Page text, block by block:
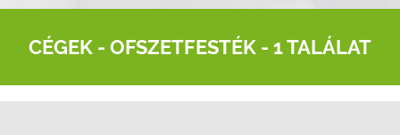
CÉGEK - OFSZETFESTÉK - 1 TALÁLAT